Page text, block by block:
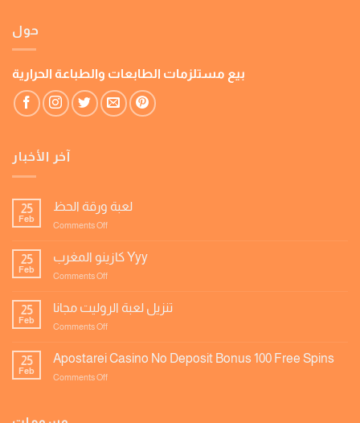
حول
بيع مستلزمات الطابعات والطباعة الحرارية
آخر الأخبار
25
Feb
لعبة ورقة الحظ
Comments Offon
ورقة
الحظ
25
Feb
كازينو المغرب Yyy
Comments Offon
المغرب
Yyy
25
Feb
تنزيل لعبة الروليت مجانا
Comments Offon
لعبة
25
Feb
Apostarei Casino No Deposit Bonus 100 Free Spins
Comments Offon